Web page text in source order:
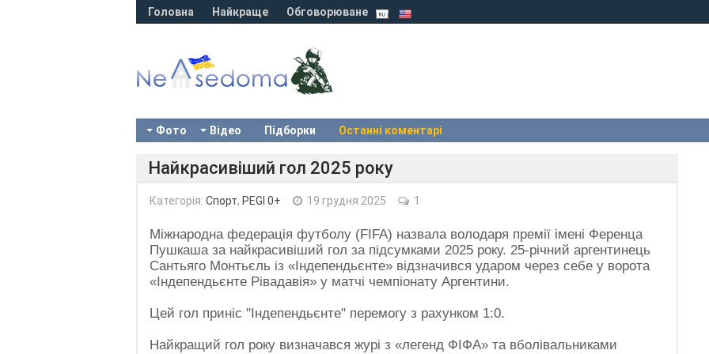
Головна Найкраще Обговорюване
Фото Відео Підборки Останні коментарі
Найкрасивіший гол 2025 року
Категорія: Cпорт, PEGI 0+ 19 грудня 2025 1
Міжнародна федерація футболу (FIFA) назвала володаря премії імені Ференца
Пушкаша за найкрасивіший гол за підсумками 2025 року. 25-річний аргентинець
Сантьяго Монтьєль із «Індепендьєнте» відзначився ударом через себе у ворота
«Індепендьєнте Рівадавія» у матчі чемпіонату Аргентини.
Цей гол приніс "Індепендьєнте" перемогу з рахунком 1:0.
Найкращий гол року визначався журі з «легенд ФІФА» та вболівальниками